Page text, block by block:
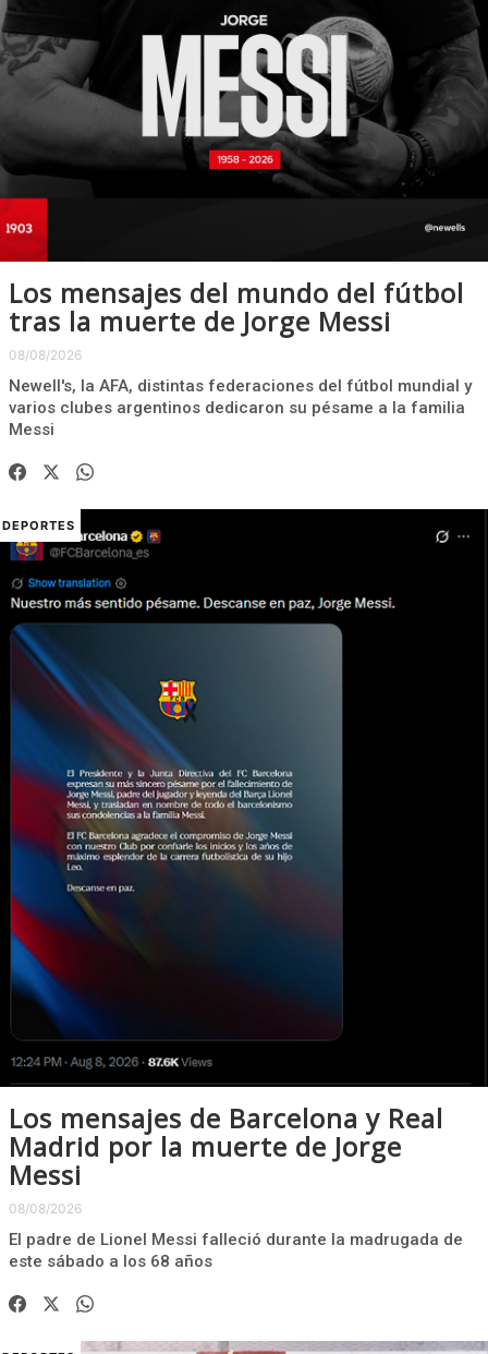
Los mensajes del mundo del fútbol
tras la muerte de Jorge Messi
08/08/2026
Newell's, la AFA, distintas federaciones del fútbol mundial y
varios clubes argentinos dedicaron su pésame a la familia
Messi
DEPORTES
Los mensajes de Barcelona y Real
Madrid por la muerte de Jorge
Messi
08/08/2026
El padre de Lionel Messi falleció durante la madrugada de
este sábado a los 68 años